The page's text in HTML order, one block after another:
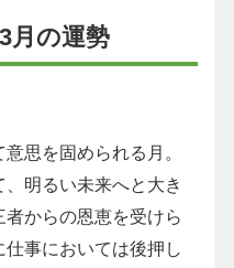
月の運勢
思を固められる月。
明るい未来へと大き
者からの恩恵を受けら
事においては後押し